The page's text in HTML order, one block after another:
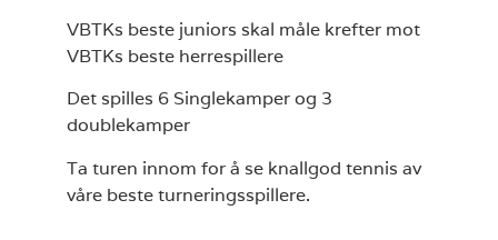
VBTKs beste juniors skal måle krefter mot
VBTKs beste herrespillere
Det spilles 6 Singlekamper og 3
doublekamper
Ta turen innom for å se knallgod tennis av
våre beste turneringsspillere.